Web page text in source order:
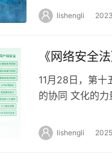
lishengli
《网络安全
11月28日，第十
的协同 文化的
lishengli